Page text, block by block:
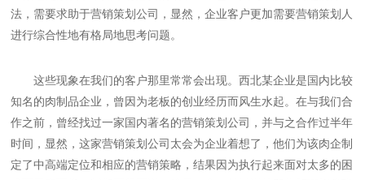
法，需要求助于营销策划公司，显然，企业客户更加需要营销策划人
进行综合性地有格局地思考问题。
这些现象在我们的客户那里常常会出现。西北某企业是国内比较
知名的肉制品企业，曾因为老板的创业经历而风生水起。在与我们合
作之前，曾经找过一家国内著名的营销策划公司，并与之合作过半年
时间，显然，这家营销策划公司太会为企业着想了，他们为该肉企制
定了中高端定位和相应的营销策略，结果因为执行起来面对太多的困